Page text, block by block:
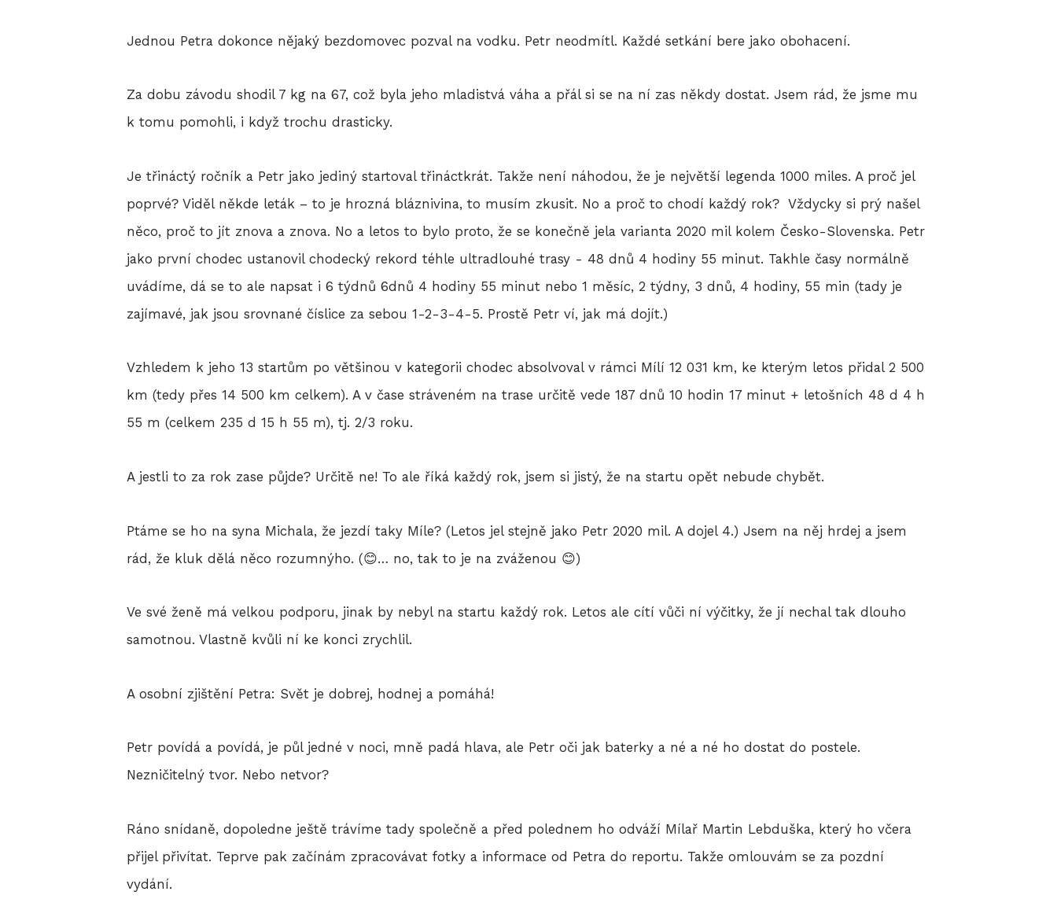
Jednou Petra dokonce nějaký bezdomovec pozval na vodku. Petr neodmítl. Každé setkání bere jako obohacení.
Za dobu závodu shodil 7 kg na 67, což byla jeho mladistvá váha a přál si se na ní zas někdy dostat. Jsem rád, že jsme mu
k tomu pomohli, i když trochu drasticky.
Je třináctý ročník a Petr jako jediný startoval třináctkrát. Takže není náhodou, že je největší legenda 1000 miles. A proč jel
poprvé? Viděl někde leták – to je hrozná bláznivina, to musím zkusit. No a proč to chodí každý rok? Vždycky si prý našel
něco, proč to jít znova a znova. No a letos to bylo proto, že se konečně jela varianta 2020 mil kolem Česko-Slovenska. Petr
jako první chodec ustanovil chodecký rekord téhle ultradlouhé trasy - 48 dnů 4 hodiny 55 minut. Takhle časy normálně
uvádíme, dá se to ale napsat i 6 týdnů 6dnů 4 hodiny 55 minut nebo 1 měsíc, 2 týdny, 3 dnů, 4 hodiny, 55 min (tady je
zajímavé, jak jsou srovnané číslice za sebou 1-2-3-4-5. Prostě Petr ví, jak má dojít.)
Vzhledem k jeho 13 startům po většinou v kategorii chodec absolvoval v rámci Mílí 12 031 km, ke kterým letos přidal 2 500
km (tedy přes 14 500 km celkem). A v čase stráveném na trase určitě vede 187 dnů 10 hodin 17 minut + letošních 48 d 4 h
55 m (celkem 235 d 15 h 55 m), tj. 2/3 roku.
A jestli to za rok zase půjde? Určitě ne! To ale říká každý rok, jsem si jistý, že na startu opět nebude chybět.
Ptáme se ho na syna Michala, že jezdí taky Míle? (Letos jel stejně jako Petr 2020 mil. A dojel 4.) Jsem na něj hrdej a jsem
rád, že kluk dělá něco rozumnýho. (😊… no, tak to je na zváženou 😊)
Ve své ženě má velkou podporu, jinak by nebyl na startu každý rok. Letos ale cítí vůči ní výčitky, že jí nechal tak dlouho
samotnou. Vlastně kvůli ní ke konci zrychlil.
A osobní zjištění Petra: Svět je dobrej, hodnej a pomáhá!
Petr povídá a povídá, je půl jedné v noci, mně padá hlava, ale Petr oči jak baterky a né a né ho dostat do postele.
Nezničitelný tvor. Nebo netvor?
Ráno snídaně, dopoledne ještě trávíme tady společně a před polednem ho odváží Mílař Martin Lebduška, který ho včera
přijel přivítat. Teprve pak začínám zpracovávat fotky a informace od Petra do reportu. Takže omlouvám se za pozdní
vydání.